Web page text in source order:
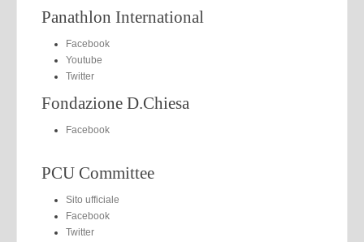
Panathlon International
Facebook
Youtube
Twitter
Fondazione D.Chiesa
Facebook
PCU Committee
Sito ufficiale
Facebook
Twitter